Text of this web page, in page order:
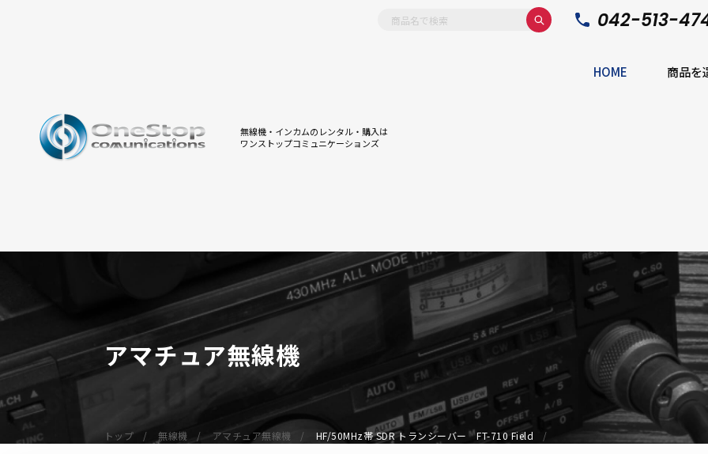
無線機・インカムのレンタル・購入は
ワンストップコミュニケーションズ
042-513-
HOME 商品を
無線機
デジタル無線機（登録局）
デジタル無線機（免許局）
アクセサリー
イヤホンマイク
スピーカーマイク
イヤホン
アマチュア無線機
トップ 無線機 アマチュア無線機 HF/50MHz帯 SDR トランシーバー FT-710 Field